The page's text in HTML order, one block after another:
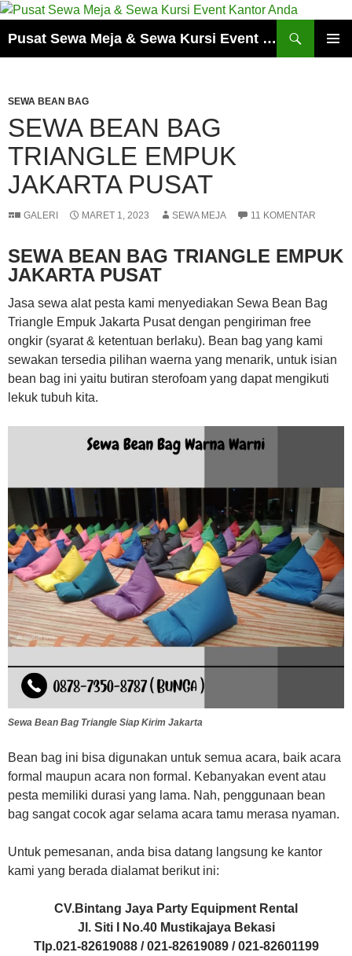
Pusat Sewa Meja & Sewa Kursi Event Kantor Anda
SEWA BEAN BAG
SEWA BEAN BAG
TRIANGLE EMPUK
JAKARTA PUSAT
GALERI MARET 1, 2023 SEWA MEJA 11 KOMENTAR
SEWA BEAN BAG TRIANGLE EMPUK
JAKARTA PUSAT
Jasa sewa alat pesta kami menyediakan Sewa Bean Bag
Triangle Empuk Jakarta Pusat dengan pengiriman free
ongkir (syarat & ketentuan berlaku). Bean bag yang kami
sewakan tersedia pilihan waerna yang menarik, untuk isian
bean bag ini yaitu butiran sterofoam yang dapat mengikuti
lekuk tubuh kita.
Sewa Bean Bag Triangle Siap Kirim Jakarta
Bean bag ini bisa digunakan untuk semua acara, baik acara
formal maupun acara non formal. Kebanyakan event atau
pesta memiliki durasi yang lama. Nah, penggunaan bean
bag sangat cocok agar selama acara tamu merasa nyaman.
Untuk pemesanan, anda bisa datang langsung ke kantor
kami yang berada dialamat berikut ini:
CV.Bintang Jaya Party Equipment Rental
Jl. Siti I No.40 Mustikajaya Bekasi
Tlp.021-82619088 / 021-82619089 / 021-82601199